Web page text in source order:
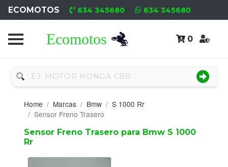
ECOMOTOS 634 345680 634 345680
0
Home
Nuevo
Neumáticos
Campa
Motores
Home Marcas Bmw
S 1000 Rr
Sensor Freno Trasero
Sensor Freno Trasero para Bmw S 1000
Rr